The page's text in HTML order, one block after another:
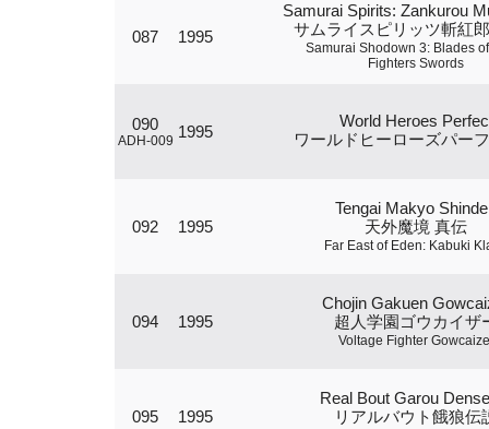
087 1995
Samurai Spirits: Zankurou
サムライスピリッツ斬紅
Samurai Shodown 3: Blades
Fighters Swords
090
ADH-009 1995
World Heroes
ワールドヒーローズパー
092 1995
Tengai Makyo
天外魔境 真伝
Far East of Eden: Kabuki
094 1995
Chojin Gakuen
超人学園ゴウカイザ
Voltage Fighter
095 1995
Real Bout Garou
リアルバウト餓狼伝